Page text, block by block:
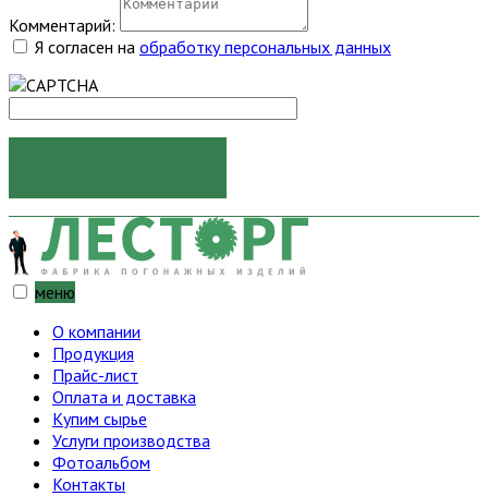
Комментарий:
Я согласен на обработку персональных данных
меню
О компании
Продукция
Прайс-лист
Оплата и доставка
Купим сырье
Услуги производства
Фотоальбом
Контакты